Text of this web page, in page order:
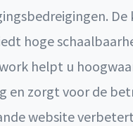
hoge
helpt u
zorgt voor de
website